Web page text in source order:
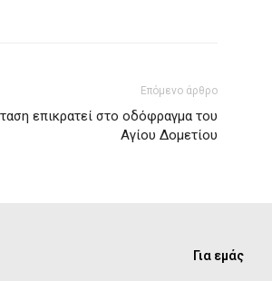
Επόμενο άρθρο
επικρατεί στο οδόφραγμα του
Αγίου Δομετίου
Για εμάς